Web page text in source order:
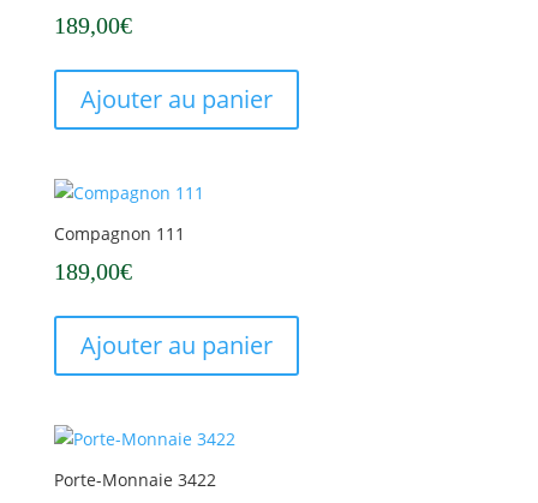
189,00€
Ajouter au panier
Compagnon 111
189,00€
Ajouter au panier
Porte-Monnaie 3422